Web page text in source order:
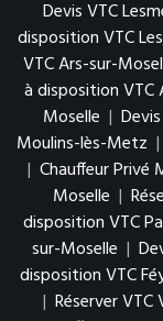
Devis VTC
disposition VTC
VTC Ars-sur-
à disposition VTC
Moselle |
Moulins-lès-Metz |
| Chauffeur Privé
Moselle |
disposition VTC
sur-Moselle |
disposition VTC
| Réserver VTC